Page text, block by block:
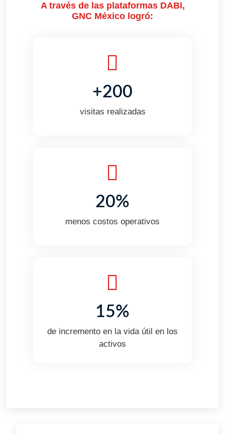
A través de las plataformas DABI,
GNC México logró:
+200
visitas realizadas
20%
menos costos operativos
15%
de incremento en la vida útil en los
activos